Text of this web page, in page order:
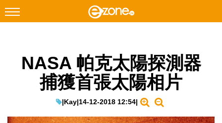
Facebook Instagram
遊戲動漫
NASA 帕克太陽探測器
捕獲首張太陽相片
|Kay|14-12-2018 12:54|